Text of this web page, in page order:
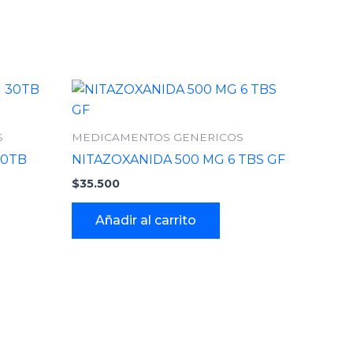
MEDICAMENTOS GENERICOS
NITAZOXANIDA 500 MG 6 TBS GF
$35.500
Añadir al carrito